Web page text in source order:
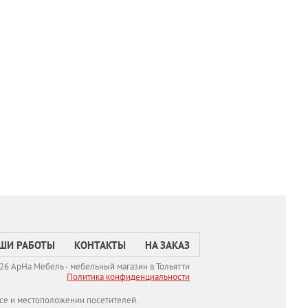
РАБОТЫ КОНТАКТЫ НА ЗАКАЗ
АрНа Мебель - мебельный магазин в Тольятти
Политикa конфиденциальности
и местоположении посетителей.